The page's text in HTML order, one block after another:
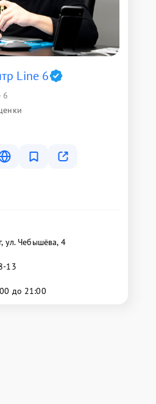
Line 6
6
ул. Чебышёва, 4
13
до 21:00